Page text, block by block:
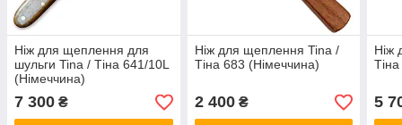
Ніж для щеплення для
шульги Tina / Тіна 641/10L
(Німеччина)
7 300 ₴
Ніж для щеплення Tina /
Тіна 683 (Німеччина)
2 400₴
Ніж
5